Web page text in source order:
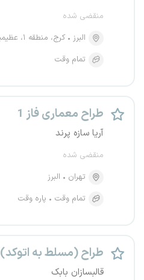
منقضی شده
البرز
کرج، منطقه ۱، عظیمیه
تمام وقت
طراح معماری فاز 1
آریا سازه پرند
منقضی شده
تهران
البرز
تمام وقت
پاره وقت
طراح (مسلط به اتوکد)
قالبسازان بابک